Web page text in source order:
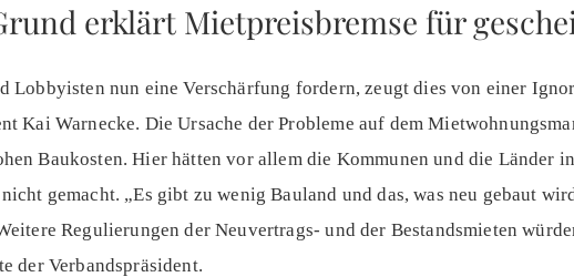
erklärt Mietpreisbremse für
Lobbyisten nun eine Verschärfung fordern, zeugt dies von einer
Kai Warnecke. Die Ursache der Probleme auf dem
Baukosten. Hier hätten vor allem die Kommunen und die Länder
gemacht. „Es gibt zu wenig Bauland und das, was neu gebaut
Regulierungen der Neuvertrags- und der Bestandsmieten
der Verbandspräsident.